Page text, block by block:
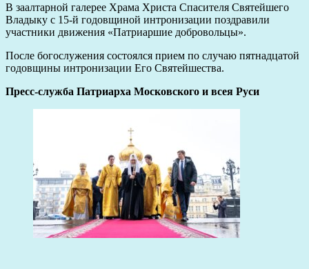
В заалтарной галерее Храма Христа Спасителя Святейшего
Владыку с 15-й годовщиной интронизации поздравили
участники движения «Патриаршие добровольцы».
После богослужения состоялся прием по случаю пятнадцатой
годовщины интронизации Его Святейшества.
Пресс-служба Патриарха Московского и всея Руси